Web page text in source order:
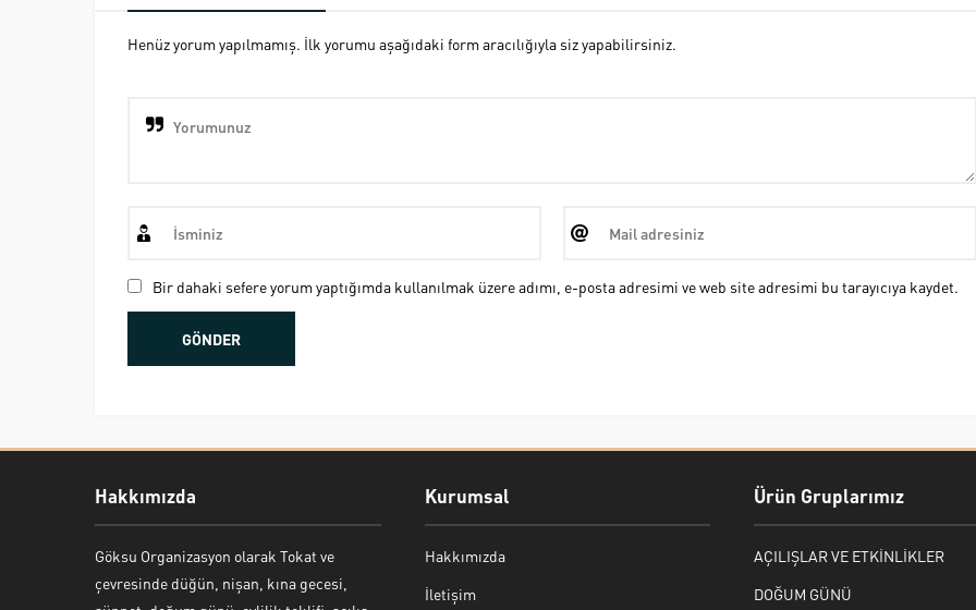
Henüz yorum yapılmamış. İlk yorumu aşağıdaki form aracılığıyla siz yapabilirsiniz.
Bir dahaki sefere yorum yaptığımda kullanılmak üzere adımı, e-posta adresimi ve web site adresimi bu tarayıcıya kaydet.
Hakkımızda
Göksu Organizasyon olarak Tokat ve
çevresinde düğün, nişan, kına gecesi,
Kurumsal
Hakkımızda
İletişim
Ürün Gruplarımız
AÇILIŞLAR VE ETKİNLİKLER
DOĞUM GÜNÜ
Bekir Kiper